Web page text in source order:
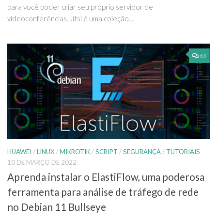
para você poder criar seu próprio servidor de
videoconferências. Jitsi é uma coleção...
63
HUAWEI /LINUX /MIKROTIK /SCRIPT /SEGURANÇA / TUTORIAIS
10 DE MARÇO DE 2022
Aprenda instalar o ElastiFlow, uma poderosa
ferramenta para análise de tráfego de rede
no Debian 11 Bullseye